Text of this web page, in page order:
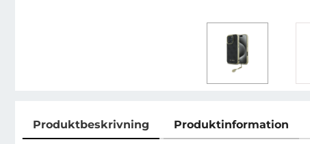
Produktbeskrivning Produktinformation